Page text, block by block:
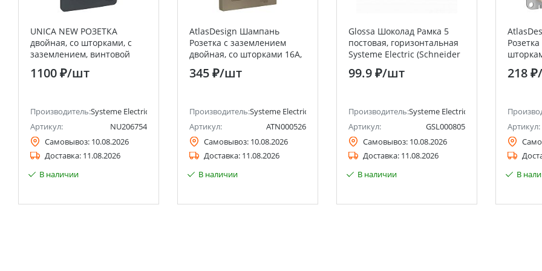
Schneider Electric)
UNICA NEW РОЗЕТКА
двойная, со шторками, с
заземлением, винтовой
зажим,АНТРАЦИТ Systeme
Electric (Schneider Electric)
1100 ₽/шт
Производитель:Systeme Electric (ранее Schneider Electric)
Артикул:
NU206754
Самовывоз: 10.08.2026
Доставка: 11.08.2026
В наличии
AtlasDesign Шампань
Розетка с заземлением
двойная, со шторками 16А,
(в сборе с рамкой) Systeme
Electric (Schneider Electric)
345 ₽/шт
Производитель:Systeme Electric (ранее Schneider Electric)
Артикул:
ATN000526
Самовывоз: 10.08.2026
Доставка: 11.08.2026
В наличии
Glossa Шоколад Рамка 5
постовая, горизонтальная
Systeme Electric (Schneider
Electric)
99.9 ₽/шт
Производитель:Systeme Electric (ранее Schneider
Артикул:
GSL000805
Самовывоз: 10.08.2026
Доставка: 11.08.2026
В наличии
218 ₽
Артикул:
В